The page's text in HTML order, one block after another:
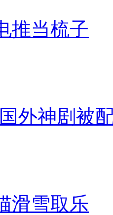
推当梳子
外神剧被
滑雪取乐